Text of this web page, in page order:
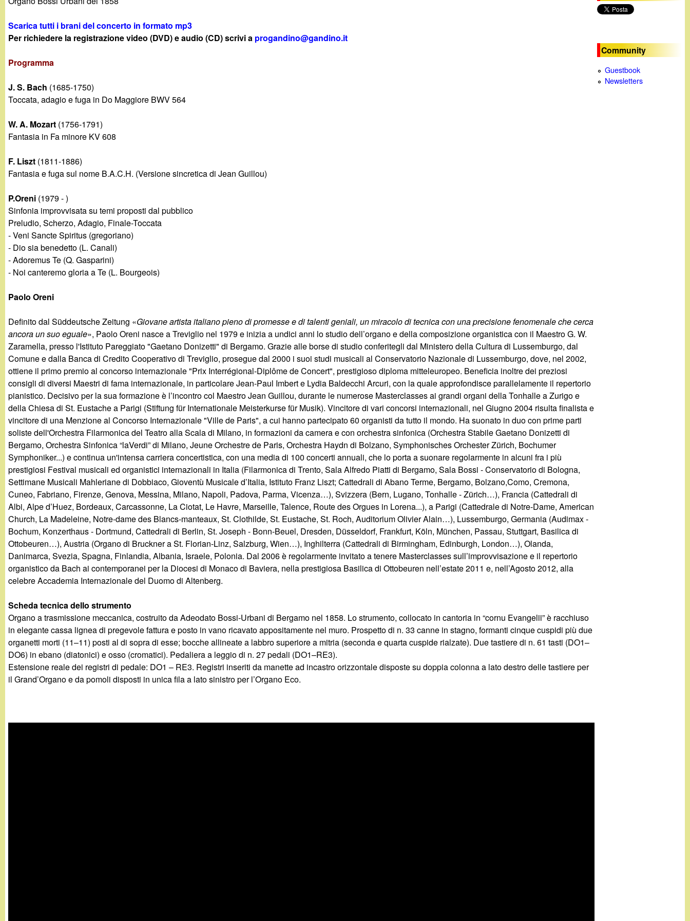
a
n
d
n
o
i
t
Scarica tutti i brani del concerto in formato mp3
Per richiedere la registrazione video (DVD) e audio (CD) scrivi a progandino@gandino.it
Programma
J. S. Bach (1685-1750)
Toccata, adagio e fuga in Do Maggiore BWV 564
W. A. Mozart (1756-1791)
Fantasia in Fa minore KV 608
F. Liszt (1811-1886)
Fantasia e fuga sul nome B.A.C.H. (Versione sincretica di Jean Guillou)
P.Oreni (1979 - )
Sinfonia improvvisata su temi proposti dal pubblico
Preludio, Scherzo, Adagio, Finale-Toccata
- Veni Sancte Spiritus (gregoriano)
- Dio sia benedetto (L. Canali)
- Adoremus Te (Q. Gasparini)
- Noi canteremo gloria a Te (L. Bourgeois)
Paolo Oreni
Definito dal Süddeutsche Zeitung «Giovane artista italiano pieno di promesse e di talenti geniali, un miracolo di tecnica con una precisione fenomenale che cerca
ancora un suo eguale», Paolo Oreni nasce a Treviglio nel 1979 e inizia a undici anni lo studio dell’organo e della composizione organistica con il Maestro G. W.
Zaramella, presso l'Istituto Pareggiato "Gaetano Donizetti" di Bergamo. Grazie alle borse di studio conferitegli dal Ministero della Cultura di Lussemburgo, dal
Comune e dalla Banca di Credito Cooperativo di Treviglio, prosegue dal 2000 i suoi studi musicali al Conservatorio Nazionale di Lussemburgo, dove, nel 2002,
ottiene il primo premio al concorso internazionale "Prix Interrégional-Diplôme de Concert", prestigioso diploma mitteleuropeo. Beneficia inoltre dei preziosi
consigli di diversi Maestri di fama internazionale, in particolare Jean-Paul Imbert e Lydia Baldecchi Arcuri, con la quale approfondisce parallelamente il repertorio
pianistico. Decisivo per la sua formazione è l’incontro col Maestro Jean Guillou, durante le numerose Masterclasses ai grandi organi della Tonhalle a Zurigo e
della Chiesa di St. Eustache a Parigi (Stiftung für Internationale Meisterkurse für Musik). Vincitore di vari concorsi internazionali, nel Giugno 2004 risulta finalista e
vincitore di una Menzione al Concorso Internazionale "Ville de Paris", a cui hanno partecipato 60 organisti da tutto il mondo. Ha suonato in duo con prime parti
soliste dell'Orchestra Filarmonica del Teatro alla Scala di Milano, in formazioni da camera e con orchestra sinfonica (Orchestra Stabile Gaetano Donizetti di
Bergamo, Orchestra Sinfonica “laVerdi” di Milano, Jeune Orchestre de Paris, Orchestra Haydn di Bolzano, Symphonisches Orchester Zürich, Bochumer
Symphoniker...) e continua un'intensa carriera concertistica, con una media di 100 concerti annuali, che lo porta a suonare regolarmente in alcuni fra i più
prestigiosi Festival musicali ed organistici internazionali in Italia (Filarmonica di Trento, Sala Alfredo Piatti di Bergamo, Sala Bossi - Conservatorio di Bologna,
Settimane Musicali Mahleriane di Dobbiaco, Gioventù Musicale d’Italia, Istituto Franz Liszt; Cattedrali di Abano Terme, Bergamo, Bolzano,Como, Cremona,
Cuneo, Fabriano, Firenze, Genova, Messina, Milano, Napoli, Padova, Parma, Vicenza…), Svizzera (Bern, Lugano, Tonhalle - Zürich…), Francia (Cattedrali di
Albi, Alpe d’Huez, Bordeaux, Carcassonne, La Ciotat, Le Havre, Marseille, Talence, Route des Orgues in Lorena...), a Parigi (Cattedrale di Notre-Dame, American
Church, La Madeleine, Notre-dame des Blancs-manteaux, St. Clothilde, St. Eustache, St. Roch, Auditorium Olivier Alain…), Lussemburgo, Germania (Audimax -
Bochum, Konzerthaus - Dortmund, Cattedrali di Berlin, St. Joseph - Bonn-Beuel, Dresden, Düsseldorf, Frankfurt, Köln, München, Passau, Stuttgart, Basilica di
Ottobeuren…), Austria (Organo di Bruckner a St. Florian-Linz, Salzburg, Wien…), Inghilterra (Cattedrali di Birmingham, Edinburgh, London…), Olanda,
Danimarca, Svezia, Spagna, Finlandia, Albania, Israele, Polonia. Dal 2006 è regolarmente invitato a tenere Masterclasses sull’improvvisazione e il repertorio
organistico da Bach ai contemporanei per la Diocesi di Monaco di Baviera, nella prestigiosa Basilica di Ottobeuren nell’estate 2011 e, nell’Agosto 2012, alla
celebre Accademia Internazionale del Duomo di Altenberg.
Scheda tecnica dello strumento
Organo a trasmissione meccanica, costruito da Adeodato Bossi-Urbani di Bergamo nel 1858. Lo strumento, collocato in cantoria in “cornu Evangelii” è racchiuso
in elegante cassa lignea di pregevole fattura e posto in vano ricavato appositamente nel muro. Prospetto di n. 33 canne in stagno, formanti cinque cuspidi più due
organetti morti (11–11) posti al di sopra di esse; bocche allineate a labbro superiore a mitria (seconda e quarta cuspide rialzate). Due tastiere di n. 61 tasti (DO1–
DO6) in ebano (diatonici) e osso (cromatici). Pedaliera a leggio di n. 27 pedali (DO1–RE3).
Estensione reale dei registri di pedale: DO1 – RE3. Registri inseriti da manette ad incastro orizzontale disposte su doppia colonna a lato destro delle tastiere per
il Grand’Organo e da pomoli disposti in unica fila a lato sinistro per l’Organo Eco.
Community
Guestbook
Newsletters